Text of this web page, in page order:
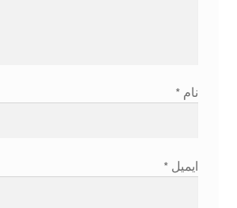
نمونه معاملات
ورود
نام *
ایمیل *